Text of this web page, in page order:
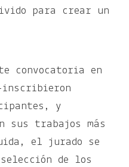
para crear un
convocatoria en
inscribieron
y
sus trabajos más
el jurado se
de los